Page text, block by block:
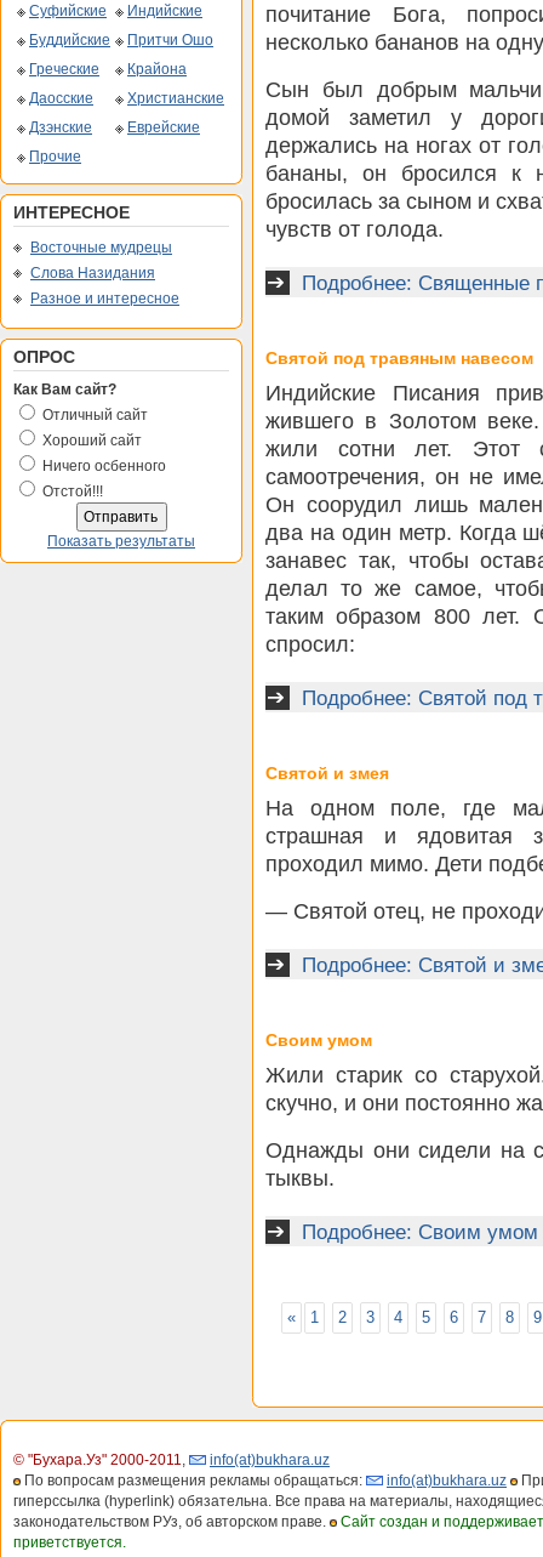
Суфийские
Индийские
Буддийские
Притчи Ошо
Греческие
Крайона
Даосские
Христианские
Дзэнские
Еврейские
Прочие
ИНТЕРЕСНОЕ
Восточные мудрецы
Слова Назидания
Разное и интересное
ОПРОС
Как Вам сайт?
Отличный сайт
Хороший сайт
Ничего осбенного
Отстой!!!
Показать результаты
почитание Бога,
несколько бананов на
Сын был добрым
домой заметил у
держались на ногах от
бананы, он бросился к
бросилась за сыном и
чувств от голода.
Подробнее: Священные
Святой под травяным навесом
Индийские Писания
жившего в Золотом
жили сотни лет. Этот
самоотречения, он не
Он соорудил лишь
два на один метр. Когда
занавес так, чтобы
делал то же самое,
таким образом 800
спросил:
Подробнее: Святой под
Святой и змея
На одном поле, где
страшная и ядовитая
проходил мимо. Дети
— Святой отец, не
Подробнее: Святой и
Своим умом
Жили старик со
скучно, и они постоянно
Однажды они сидели на
тыквы.
Подробнее: Своим умом
« 1 2 3 4 5 6 7 8 9
© "Бухара.Уз" 2000-2011,
info(at)bukhara.uz
По вопросам размещения рекламы обращаться:
info(at)bukhara.uz
гиперссылка (hyperlink) обязательна. Все права на материалы,
законодательством РУз, об авторском праве.
Сайт создан и
приветствуется.